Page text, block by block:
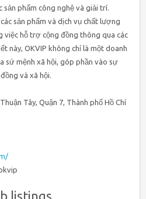
phẩm công nghệ và giải trí.
sản phẩm và dịch vụ chất lượng
việc hỗ trợ cộng đồng thông qua các
này, OKVIP không chỉ là một doanh
sứ mệnh xã hội, góp phần vào sự
và xã hội.
Tây, Quận 7, Thành phố Hồ Chí
listings